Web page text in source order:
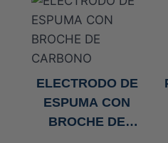
ELECTRODO DE
ESPUMA CON
BROCHE DE